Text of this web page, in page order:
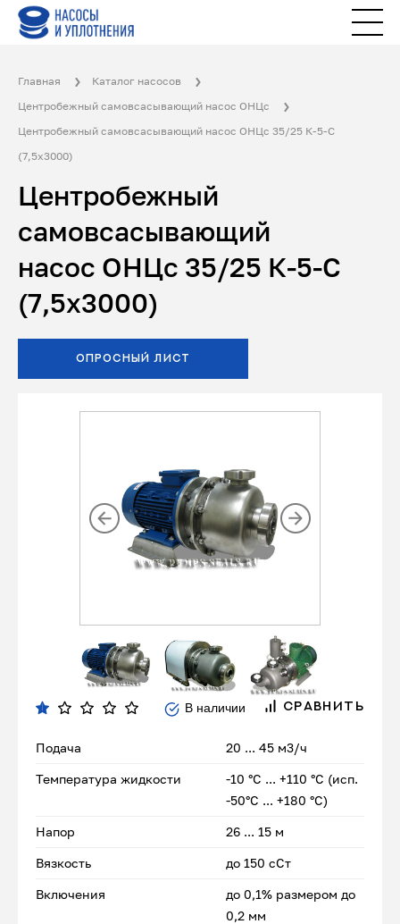
Главная
Каталог насосов
Центробежный самовсасывающий насос ОНЦс
Центробежный самовсасывающий насос ОНЦс 35/25 К-5-С
(7,5х3000)
Центробежный
самовсасывающий
насос ОНЦс 35/25 К-5-С
(7,5х3000)
ОПРОСНЫЙ ЛИСТ
В наличии СРАВНИТЬ
Подача 20 ... 45 м3/ч
Температура жидкости
-10 °С ... +110 °С (исп.
-50°С ... +180 °С)
Напор 26 ... 15 м
Вязкость до 150 сСт
Включения
до 0,1% размером до
0,2 мм